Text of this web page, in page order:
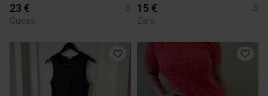
23 €
S
Guess
15 €
S
Zara